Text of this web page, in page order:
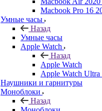
Macbook Pro 16
Умные часы
Назад
Умные часы
Apple Watch
Назад
Apple Watch
Apple Watch Ultra
Наушники и гарнитуры
Моноблоки
Назад